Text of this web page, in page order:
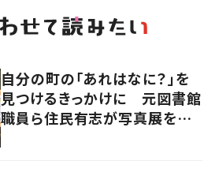
自分の町の「あれはなに？」を
見つけるきっかけに 元図書館
職員ら住民有志が写真展を企